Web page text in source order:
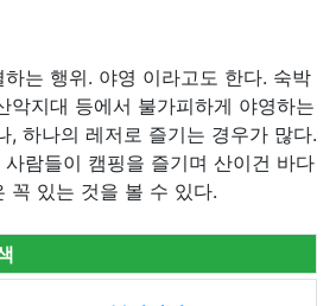
는 행위. 야영 이라고도 한다. 숙박
악지대 등에서 불가피하게 야영하는
, 하나의 레저로 즐기는 경우가 많다.
람들이 캠핑을 즐기며 산이건 바다
꼭 있는 것을 볼 수 있다.